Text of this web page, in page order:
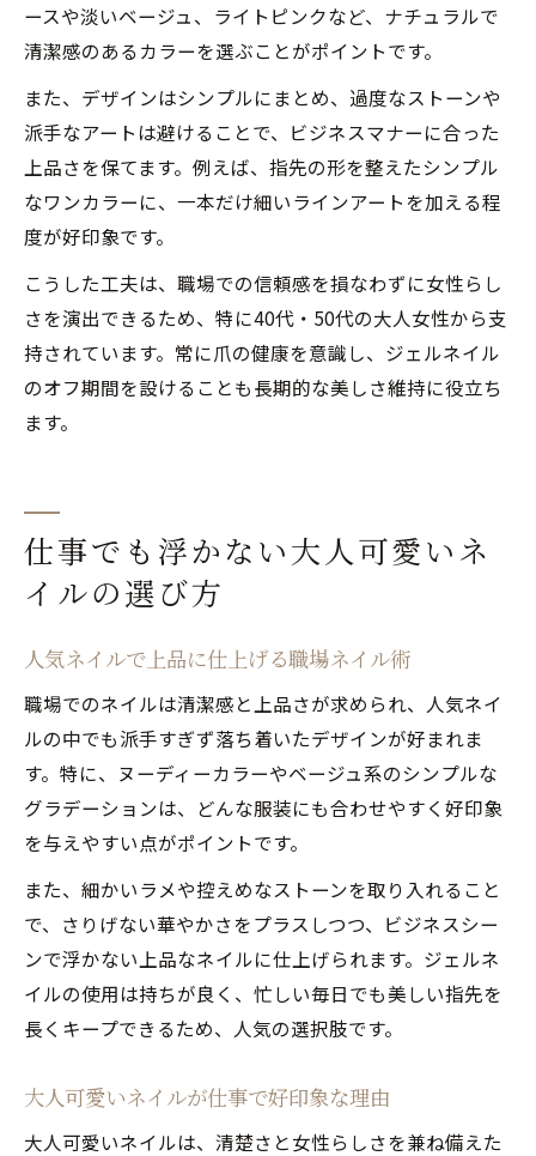
ースや淡いベージュ、ライトピンクなど、ナチュラルで
清潔感のあるカラーを選ぶことがポイントです。
また、デザインはシンプルにまとめ、過度なストーンや
派手なアートは避けることで、ビジネスマナーに合った
上品さを保てます。例えば、指先の形を整えたシンプル
なワンカラーに、一本だけ細いラインアートを加える程
度が好印象です。
こうした工夫は、職場での信頼感を損なわずに女性らし
さを演出できるため、特に40代・50代の大人女性から支
持されています。常に爪の健康を意識し、ジェルネイル
のオフ期間を設けることも長期的な美しさ維持に役立ち
ます。
仕事でも浮かない大人可愛いネ
イルの選び方
人気ネイルで上品に仕上げる職場ネイル術
職場でのネイルは清潔感と上品さが求められ、人気ネイ
ルの中でも派手すぎず落ち着いたデザインが好まれま
す。特に、ヌーディーカラーやベージュ系のシンプルな
グラデーションは、どんな服装にも合わせやすく好印象
を与えやすい点がポイントです。
また、細かいラメや控えめなストーンを取り入れること
で、さりげない華やかさをプラスしつつ、ビジネスシー
ンで浮かない上品なネイルに仕上げられます。ジェルネ
イルの使用は持ちが良く、忙しい毎日でも美しい指先を
長くキープできるため、人気の選択肢です。
大人可愛いネイルが仕事で好印象な理由
大人可愛いネイルは、清楚さと女性らしさを兼ね備えた